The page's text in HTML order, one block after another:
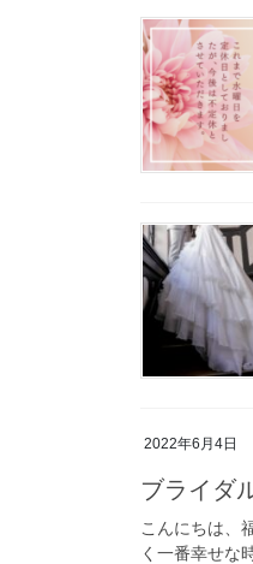
2022年6月4日
ブライダ
こんにちは、
く一番幸せな